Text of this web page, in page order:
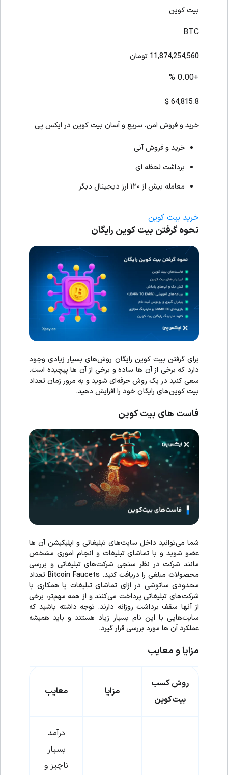
بیت کوین
BTC
11,874,254,560 تومان
+0.00 %
64,815.8
$
خرید و فروش امن، سریع و آسان بیت کوین در ایکس پی
خرید و فروش آنی
برداشت لحظه ای
معامله بیش از ۱۲۰ ارز دیجیتال دیگر
خرید بیت کوین
نحوه گرفتن بیت کوین رایگان
برای گرفتن بیت کوین رایگان روش‌های بسیار زیادی وجود
دارد که برخی از آن ها ساده و برخی از آن ها پیچیده است.
سعی کنید در یک روش حرفه‌ای شوید و به مرور زمان تعداد
بیت کوین‌های رایگان خود را افزایش دهید.
فاست های بیت کوین
شما می‌توانید داخل سایت‌های تبلیغاتی و اپلیکیشن آن ها
عضو شوید و با تماشای تبلیغات و انجام اموری مشخص
مانند شرکت در نظر سنجی شرکت‌های تبلیغاتی و بررسی
محصولات مبلغی را دریافت کنید. Bitcoin Faucets تعداد
محدودی ساتوشی در ازای تماشای تبلیغات یا همکاری با
شرکت‌های تبلیغاتی پرداخت می‌کنند و از همه مهم‌تر، برخی
از آنها سقف برداشت روزانه دارند. توجه داشته باشید که
سایت‌هایی با این نام بسیار زیاد هستند و باید همیشه
عملکرد آن ها مورد بررسی قرار گیرد.
مزایا و معایب
روش کسب
بیت‌کوین
مزایا معایب
درآمد
بسیار
ناچیز و